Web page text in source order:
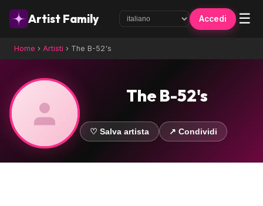
Artist Family Accedi ☰
Home › Artisti › The B-52's
The B-52's
♡ Salva artista ↗ Condividi